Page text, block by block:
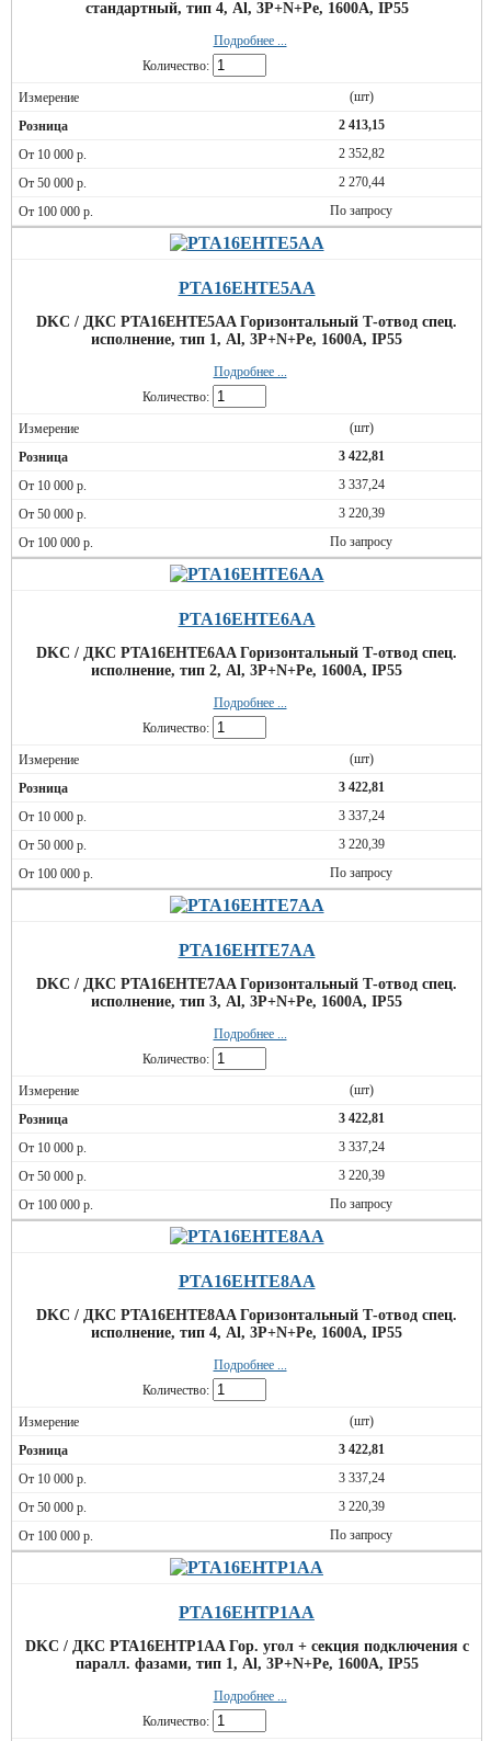
стандартный, тип 4, Al, 3P+N+Pe, 1600А, IP55
Подробнее ...
Количество:
(шт)
2 413,15
2 352,82
2 270,44
По запросу
PTA16EHTE5AA
DKC / ДКС PTA16EHTE5AA Горизонтальный Т-отвод спец.
исполнение, тип 1, Al, 3P+N+Pe, 1600А, IP55
Подробнее ...
Количество:
(шт)
3 422,81
3 337,24
3 220,39
По запросу
PTA16EHTE6AA
DKC / ДКС PTA16EHTE6AA Горизонтальный Т-отвод спец.
исполнение, тип 2, Al, 3P+N+Pe, 1600А, IP55
Подробнее ...
Количество:
(шт)
3 422,81
3 337,24
3 220,39
По запросу
PTA16EHTE7AA
DKC / ДКС PTA16EHTE7AA Горизонтальный Т-отвод спец.
исполнение, тип 3, Al, 3P+N+Pe, 1600А, IP55
Подробнее ...
Количество:
(шт)
3 422,81
3 337,24
3 220,39
По запросу
PTA16EHTE8AA
DKC / ДКС PTA16EHTE8AA Горизонтальный Т-отвод спец.
исполнение, тип 4, Al, 3P+N+Pe, 1600А, IP55
Подробнее ...
Количество:
(шт)
3 422,81
3 337,24
3 220,39
По запросу
PTA16EHTP1AA
DKC / ДКС PTA16EHTP1AA Гор. угол + секция подключения с
паралл. фазами, тип 1, Al, 3P+N+Pe, 1600А, IP55
Подробнее ...
Количество: